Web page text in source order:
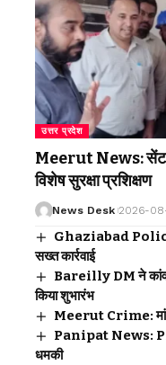
उत्तर प्रदेश
Meerut News:
विशेष सुरक्षा प्रशिक्षण
News Desk 2026-
Ghaziabad Police
सख्त कार्रवाई
Bareilly DM ने
किया शुभारंभ
Meerut Crime: मां
Panipat News:
धमकी